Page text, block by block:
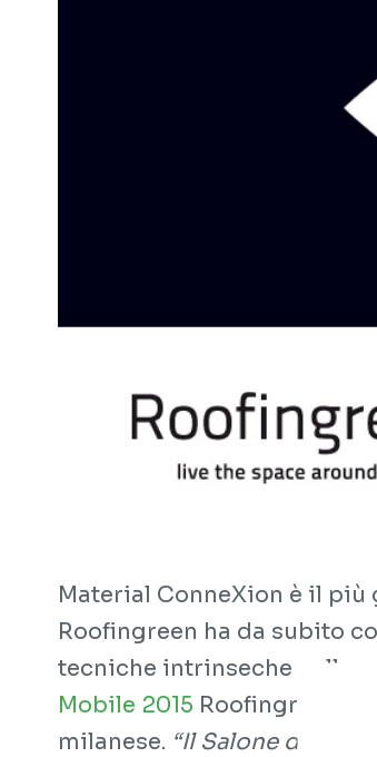
Material ConneXion è il
Roofingreen ha da subito
tecniche intrinseche nella
Mobile 2015 Roofingreen
milanese. “Il Salone del